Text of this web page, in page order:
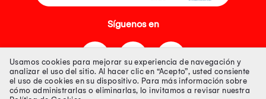
Síguenos en
Usamos cookies para mejorar su experiencia de navegación y
analizar el uso del sitio. Al hacer clic en “Acepto”, usted consiente
el uso de cookies en su dispositivo. Para más información sobre
cómo administrarlas o eliminarlas, lo invitamos a revisar nuestra